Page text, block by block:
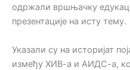
одржали вршњачку
презентације на исту тему.
Указали су на историјат
између ХИВ-а и АИДС-а,